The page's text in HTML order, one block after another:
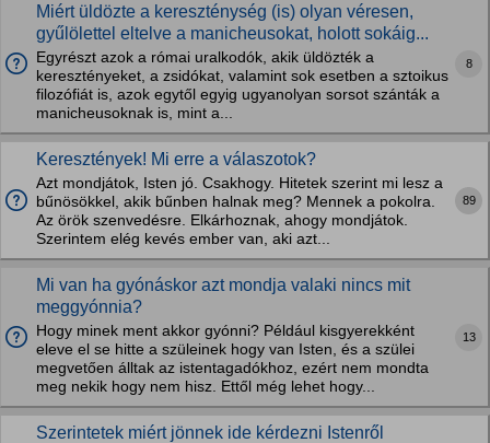
Miért üldözte a kereszténység (is) olyan véresen,
gyűlölettel eltelve a manicheusokat, holott sokáig...
Egyrészt azok a római uralkodók, akik üldözték a
keresztényeket, a zsidókat, valamint sok esetben a sztoikus
filozófiát is, azok egytől egyig ugyanolyan sorsot szánták a
manicheusoknak is, mint a...
8
Keresztények! Mi erre a válaszotok?
Azt mondjátok, Isten jó. Csakhogy. Hitetek szerint mi lesz a
bűnösökkel, akik bűnben halnak meg? Mennek a pokolra.
Az örök szenvedésre. Elkárhoznak, ahogy mondjátok.
Szerintem elég kevés ember van, aki azt...
89
Mi van ha gyónáskor azt mondja valaki nincs mit
meggyónnia?
Hogy minek ment akkor gyónni? Például kisgyerekként
eleve el se hitte a szüleinek hogy van Isten, és a szülei
megvetően álltak az istentagadókhoz, ezért nem mondta
meg nekik hogy nem hisz. Ettől még lehet hogy...
13
Szerintetek miért jönnek ide kérdezni Istenről